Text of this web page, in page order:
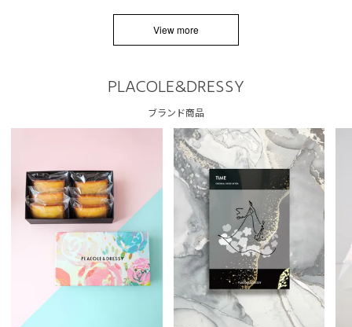
View more
PLACOLE&DRESSY
ブランド商品